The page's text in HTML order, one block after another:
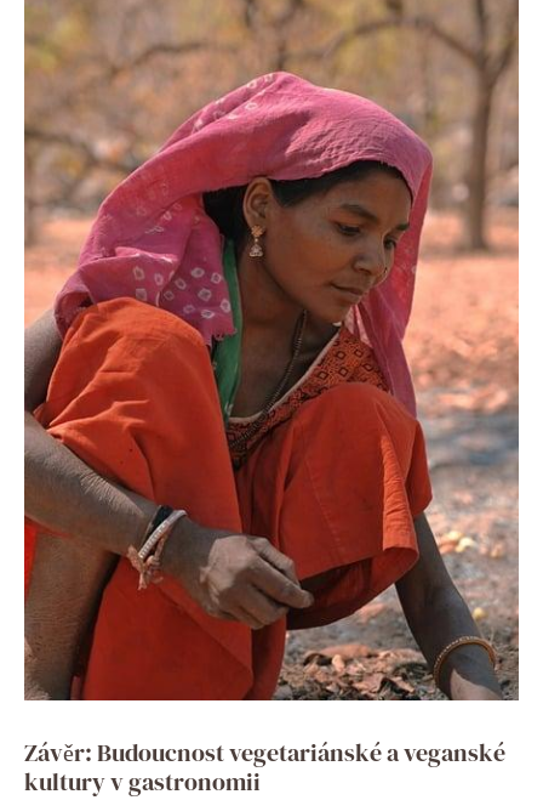
Závěr: Budoucnost vegetariánské a veganské
kultury v gastronomii